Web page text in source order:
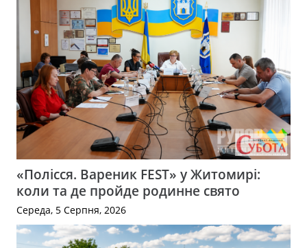
«Полісся. Вареник FEST» у Житомирі:
коли та де пройде родинне свято
Середа, 5 Серпня, 2026